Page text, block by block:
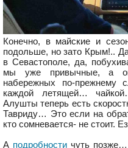
Конечно, в майские и
подольше, но зато Крым!..
в Севастополе, да,
мы уже привычные, а
набережных по-прежнему
каждой летящей…
Алушты теперь есть
Тавриду… Это если на
кто сомневается- не стоит.
А подробности чуть позже…